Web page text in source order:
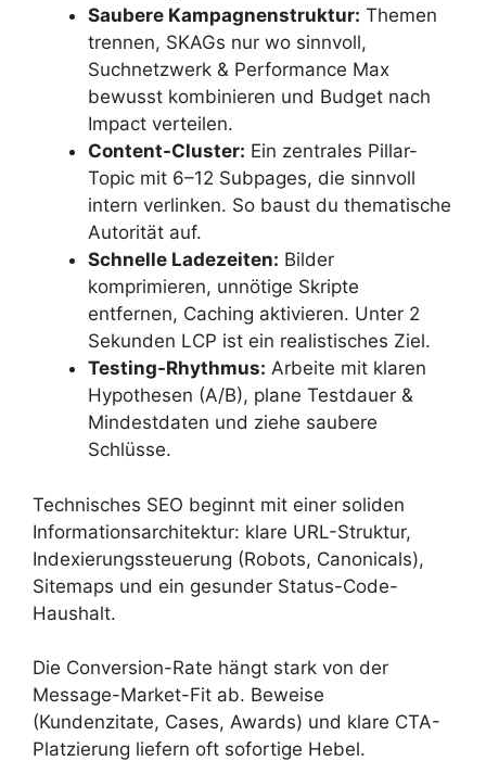
Saubere Kampagnenstruktur: Themen
trennen, SKAGs nur wo sinnvoll,
Suchnetzwerk & Performance Max
bewusst kombinieren und Budget nach
Impact verteilen.
Content-Cluster: Ein zentrales Pillar-
Topic mit 6–12 Subpages, die sinnvoll
intern verlinken. So baust du thematische
Autorität auf.
Schnelle Ladezeiten: Bilder
komprimieren, unnötige Skripte
entfernen, Caching aktivieren. Unter 2
Sekunden LCP ist ein realistisches Ziel.
Testing-Rhythmus: Arbeite mit klaren
Hypothesen (A/B), plane Testdauer &
Mindestdaten und ziehe saubere
Schlüsse.
Technisches SEO beginnt mit einer soliden
Informationsarchitektur: klare URL-Struktur,
Indexierungssteuerung (Robots, Canonicals),
Sitemaps und ein gesunder Status-Code-
Haushalt.
Die Conversion-Rate hängt stark von der
Message-Market-Fit ab. Beweise
(Kundenzitate, Cases, Awards) und klare CTA-
Platzierung liefern oft sofortige Hebel.